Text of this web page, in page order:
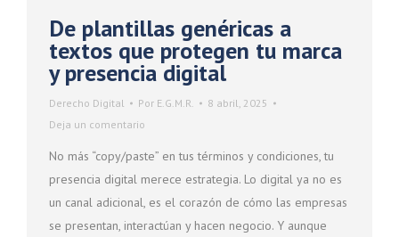
De plantillas genéricas a
textos que protegen tu marca
y presencia digital
Derecho Digital Por E.G.M.R.
8 abril, 2025
Deja un comentario
No más “copy/paste” en tus términos y condiciones, tu
presencia digital merece estrategia. Lo digital ya no es
un canal adicional, es el corazón de cómo las empresas
se presentan, interactúan y hacen negocio. Y aunque